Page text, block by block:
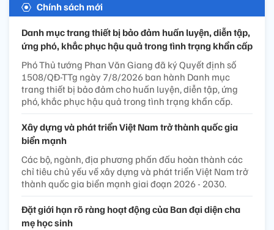
Chính sách mới
Danh mục trang thiết bị bảo đảm huấn luyện, diễn tập,
ứng phó, khắc phục hậu quả trong tình trạng khẩn cấp
Phó Thủ tướng Phan Văn Giang đã ký Quyết định số
1508/QĐ-TTg ngày 7/8/2026 ban hành Danh mục
trang thiết bị bảo đảm cho huấn luyện, diễn tập, ứng
phó, khắc phục hậu quả trong tình trạng khẩn cấp.
Xây dựng và phát triển Việt Nam trở thành quốc gia
biển mạnh
Các bộ, ngành, địa phương phấn đấu hoàn thành các
chỉ tiêu chủ yếu về xây dựng và phát triển Việt Nam trở
thành quốc gia biển mạnh giai đoạn 2026 - 2030.
Đặt giới hạn rõ ràng hoạt động của Ban đại diện cha
mẹ học sinh